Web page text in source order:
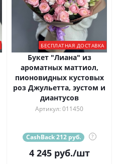
БЕСПЛАТНАЯ ДОСТАВКА
Букет "Лиана" из
ароматных маттиол,
пионовидных кустовых
роз Джульетта, эустом и
диантусов
Артикул: 011450
CashBack 212 руб. ?
4 245руб./шт